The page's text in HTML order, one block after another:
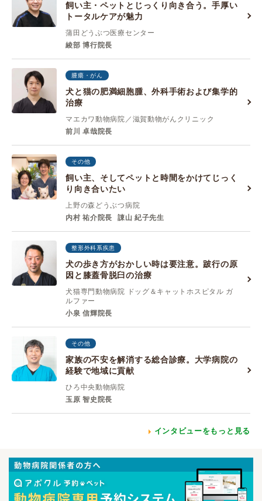
飼い主・ペットとじっくり向き合う。手厚い
トータルケアが魅力
蒲田どうぶつ医療センター
綾部 博行院長
腫瘍・がん
犬と猫の肥満細胞腫、外科手術および集学的
治療
マエカワ動物病院／滋賀動物がんクリニック
前川 卓哉院長
その他
飼い主、そしてペットと時間をかけてじっく
り向き合いたい
上野の森どうぶつ病院
内村 祐介院長
諌山 紀子先生
整形外科系疾患
犬の歩き方がおかしい時は要注意。跛行の原
因と膝蓋骨脱臼の治療
犬猫専門動物病院 ドッグ＆キャットホスピタル ガ
ルファー
小泉 信輝院長
その他
家族の不安を解消する総合診療。大学病院の
経験で地域に貢献
ひろ中央動物病院
玉原 智史院長
インタビューをもっと見る